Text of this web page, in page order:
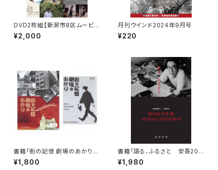
DVD2枚組【新潟市8区ムービー
2015-2019】制作：にいがた映
画塾
¥2,000
月刊ウインド2024年9月号
¥220
書籍「街の記憶 劇場のあかり
新潟県 映画館と観客の歴史」
¥1,800
書籍「語る、ふるさと 安吾200
7-2016 安吾探索ノート第8
号」
¥1,980